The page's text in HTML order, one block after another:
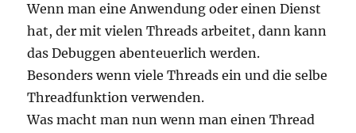
diesem
Template?
Wenn man eine Anwendung oder einen Dienst
hat, der mit vielen Threads arbeitet, dann kann
das Debuggen abenteuerlich werden.
Besonders wenn viele Threads ein und die selbe
Threadfunktion verwenden.
Was macht man nun wenn man einen Thread